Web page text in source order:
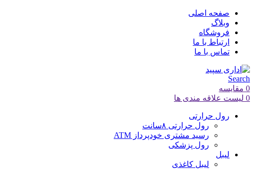
صفحه اصلی
وبلاگ
فروشگاه
ارتباط با ما
تماس با ما
Search
0 مقایسه
0 لیست علاقه مندی ها
رول حرارتی
رول حرارتی ۸سانت
رسید مشتری خودپرداز ATM
رول پزشکی
لیبل
لیبل کاغذی